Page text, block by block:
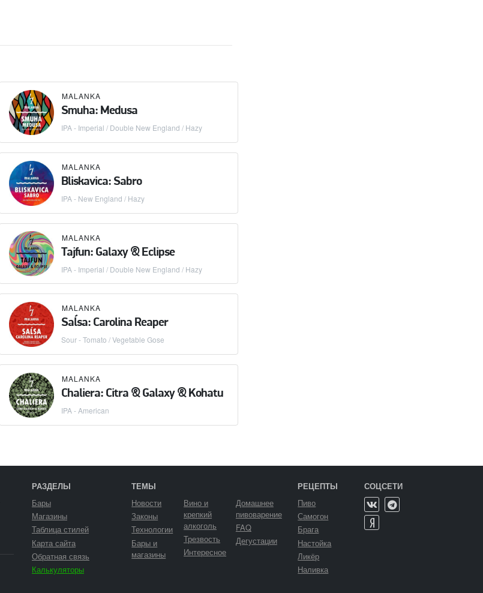
MALANKA
Smuha: Medusa
IPA - Imperial / Double New England / Hazy
MALANKA
Bliskavica: Sabro
IPA - New England / Hazy
MALANKA
Tajfun: Galaxy & Eclipse
IPA - Imperial / Double New England / Hazy
MALANKA
Saĺsa: Carolina Reaper
Sour - Tomato / Vegetable Gose
MALANKA
Chaliera: Citra & Galaxy & Kohatu
IPA - American
РАЗДЕЛЫ
Бары
Магазины
Таблица стилей
Карта сайта
Обратная связь
Калькуляторы
ТЕМЫ
Новости
Законы
Технологии
Бары и
магазины
Вино и
крепкий
алкоголь
Трезвость
Интересное
Домашнее
пивоварение
FAQ
Дегустации
РЕЦЕПТЫ
Пиво
Самогон
Брага
Настойка
Ликёр
Наливка
СОЦСЕТИ